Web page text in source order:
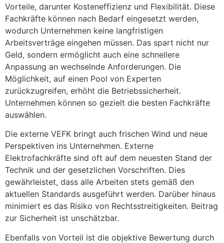
Vorteile, darunter Kosteneffizienz und Flexibilität. Diese
Fachkräfte können nach Bedarf eingesetzt werden,
wodurch Unternehmen keine langfristigen
Arbeitsverträge eingehen müssen. Das spart nicht nur
Geld, sondern ermöglicht auch eine schnellere
Anpassung an wechselnde Anforderungen. Die
Möglichkeit, auf einen Pool von Experten
zurückzugreifen, erhöht die Betriebssicherheit.
Unternehmen können so gezielt die besten Fachkräfte
auswählen.
Die externe VEFK bringt auch frischen Wind und neue
Perspektiven ins Unternehmen. Externe
Elektrofachkräfte sind oft auf dem neuesten Stand der
Technik und der gesetzlichen Vorschriften. Dies
gewährleistet, dass alle Arbeiten stets gemäß den
aktuellen Standards ausgeführt werden. Darüber hinaus
minimiert es das Risiko von Rechtsstreitigkeiten. Beitrag
zur Sicherheit ist unschätzbar.
Ebenfalls von Vorteil ist die objektive Bewertung durch